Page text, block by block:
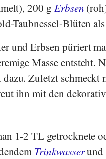
200 g Erbsen
Taubnessel-Blüten
und Erbsen püriert
Masse entsteht.
Zuletzt schmeckt
ihn mit den
1-2 TL getrocknete
Trinkwasserund